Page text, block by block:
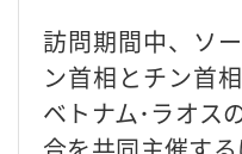
訪問期間中、ソ
ン首相とチン首
ベトナム･ラオス